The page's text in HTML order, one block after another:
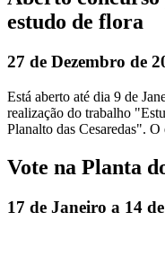
estudo de flora
27 de Dezembro de
Está aberto até dia 9 de
realização do trabalho
Planalto das Cesaredas".
Vote na Planta
17 de Janeiro a 14